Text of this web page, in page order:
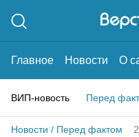
Главное Новости О
ВИП-новость Перед
Новости / Перед фактом